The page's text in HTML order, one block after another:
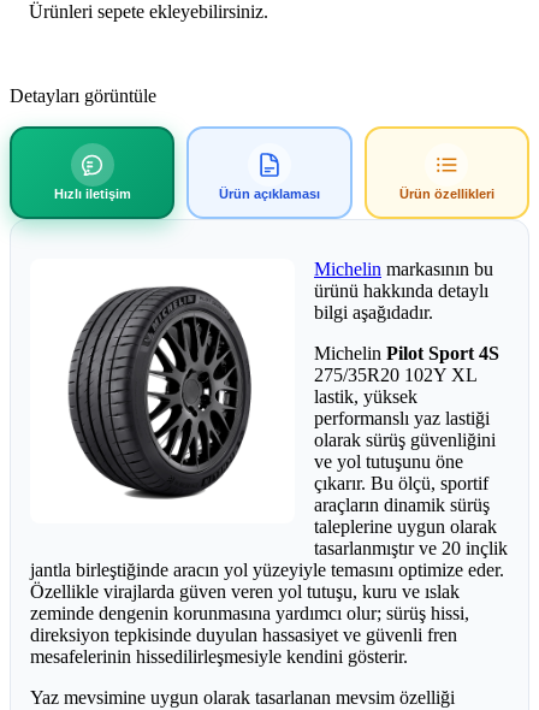
Ürünleri sepete ekleyebilirsiniz.
Detayları görüntüle
Hızlı iletişim Ürün açıklaması Ürün özellikleri
Michelin markasının bu
ürünü hakkında detaylı
bilgi aşağıdadır.
Michelin Pilot Sport 4S
275/35R20 102Y XL
lastik, yüksek
performanslı yaz lastiği
olarak sürüş güvenliğini
ve yol tutuşunu öne
çıkarır. Bu ölçü, sportif
araçların dinamik sürüş
taleplerine uygun olarak
tasarlanmıştır ve 20 inçlik
jantla birleştiğinde aracın yol yüzeyiyle temasını optimize eder.
Özellikle virajlarda güven veren yol tutuşu, kuru ve ıslak
zeminde dengenin korunmasına yardımcı olur; sürüş hissi,
direksiyon tepkisinde duyulan hassasiyet ve güvenli fren
mesafelerinin hissedilirleşmesiyle kendini gösterir.
Yaz mevsimine uygun olarak tasarlanan mevsim özelliği